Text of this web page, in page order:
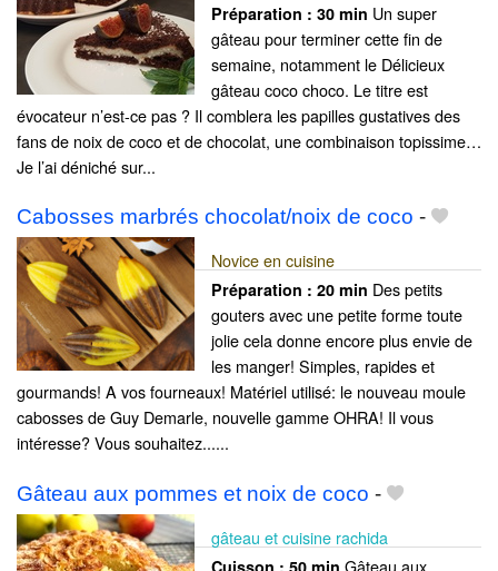
Préparation : 30 min Un super
gâteau pour terminer cette fin de
semaine, notamment le Délicieux
gâteau coco choco. Le titre est
évocateur n’est-ce pas ? Il comblera les papilles gustatives des
fans de noix de coco et de chocolat, une combinaison topissime…
Je l’ai déniché sur...
Cabosses marbrés chocolat/noix de coco -
Novice en cuisine
Préparation : 20 min Des petits
gouters avec une petite forme toute
jolie cela donne encore plus envie de
les manger! Simples, rapides et
gourmands! A vos fourneaux! Matériel utilisé: le nouveau moule
cabosses de Guy Demarle, nouvelle gamme OHRA! Il vous
intéresse? Vous souhaitez......
Gâteau aux pommes et noix de coco -
gâteau et cuisine rachida
Cuisson : 50 min Gâteau aux